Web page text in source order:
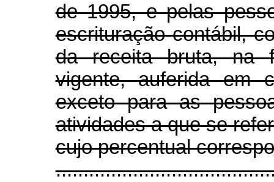
de 1995, e pelas
escrituração contábil,
da receita bruta, na
vigente, auferida em
exceto para as
atividades a que se
cujo percentual